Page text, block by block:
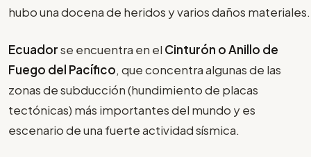
hubo una docena de heridos y varios daños materiales.
Ecuadorse encuentra en el Cinturón o Anillo de
Fuego del Pacífico, que concentra algunas de las
zonas de subducción (hundimiento de placas
tectónicas) más importantes del mundo y es
escenario de una fuerte actividad sísmica.